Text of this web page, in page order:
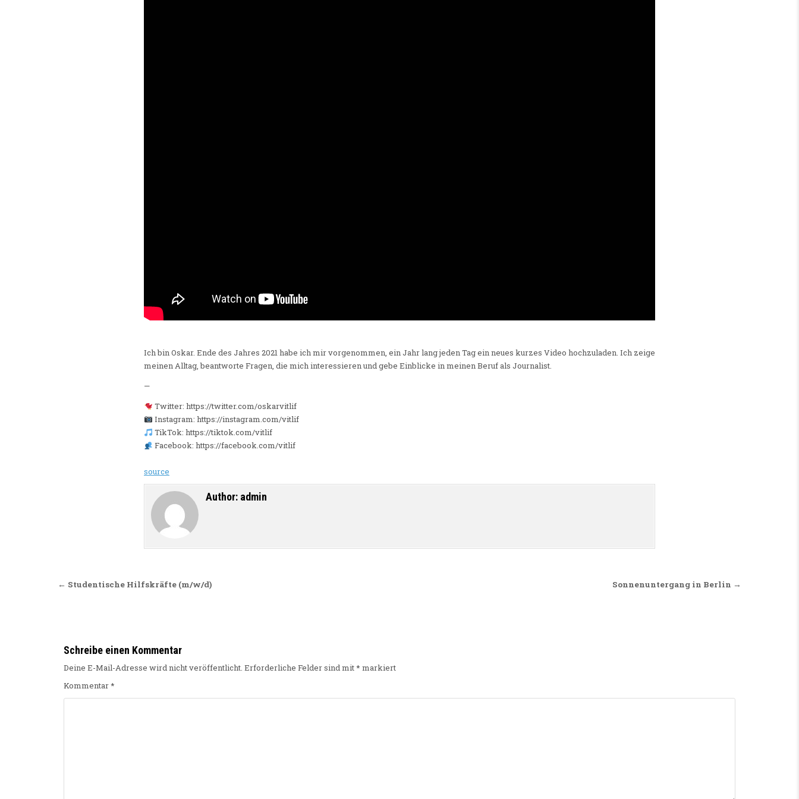
Ich bin Oskar. Ende des Jahres 2021 habe ich mir vorgenommen, ein Jahr lang jeden Tag ein neues kurzes Video hochzuladen. Ich zeige
meinen Alltag, beantworte Fragen, die mich interessieren und gebe Einblicke in meinen Beruf als Journalist.
—
Twitter: https://twitter.com/oskarvitlif
Instagram: https://instagram.com/vitlif
TikTok: https://tiktok.com/vitlif
Facebook: https://facebook.com/vitlif
source
Author: admin
Beitragsnavigation Sonnenuntergang in Berlin →
← Studentische Hilfskräfte (m/w/d)
Schreibe einen Kommentar
Deine E-Mail-Adresse wird nicht veröffentlicht. Erforderliche Felder sind mit* markiert
Kommentar*